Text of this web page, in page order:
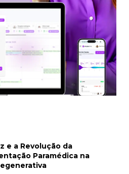
e a Revolução da
Paramédica na